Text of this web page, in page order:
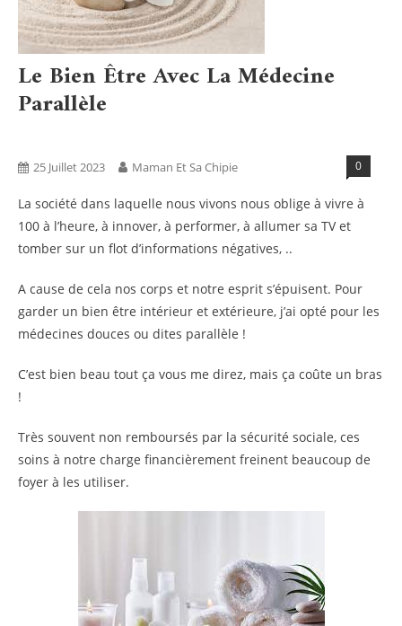
Le Bien Être Avec La Médecine
Parallèle
25 Juillet 2023 Maman Et Sa Chipie 0
La société dans laquelle nous vivons nous oblige à vivre à
100 à l’heure, à innover, à performer, à allumer sa TV et
tomber sur un flot d’informations négatives, ..
A cause de cela nos corps et notre esprit s’épuisent. Pour
garder un bien être intérieur et extérieure, j’ai opté pour les
médecines douces ou dites parallèle !
C’est bien beau tout ça vous me direz, mais ça coûte un bras
!
Très souvent non remboursés par la sécurité sociale, ces
soins à notre charge financièrement freinent beaucoup de
foyer à les utiliser.